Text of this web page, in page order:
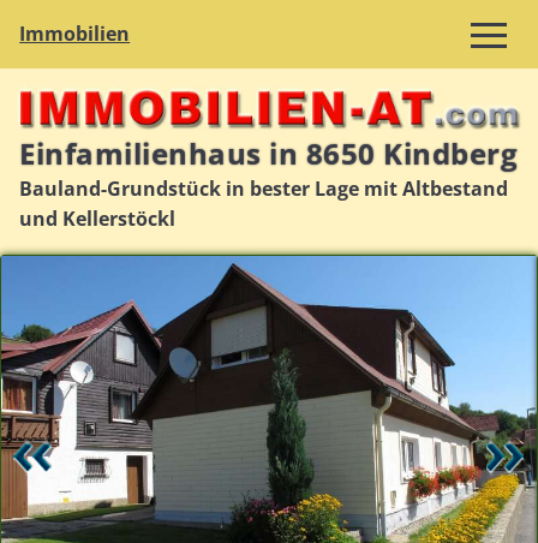
Immobilien
Einfamilienhaus in 8650 Kindberg
Bauland-Grundstück in bester Lage mit Altbestand
und Kellerstöckl